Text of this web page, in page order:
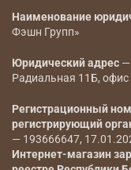
Наименование
Фэшн Групп»
Юридический адрес —
Радиальная 11Б,
Регистрационный
регистрирующий
— 193666647,
Интернет-магазин